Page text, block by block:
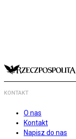
KONTAKT
O nas
Kontakt
Napisz do nas